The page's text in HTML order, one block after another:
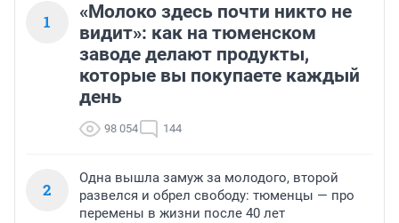
1
«Молоко здесь почти никто не
видит»: как на тюменском
заводе делают продукты,
которые вы покупаете каждый
день
98 054 144
2
Одна вышла замуж за молодого, второй
развелся и обрел свободу: тюменцы — про
перемены в жизни после 40 лет